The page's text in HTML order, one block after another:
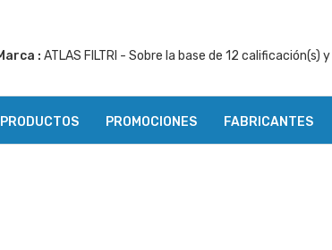
: ATLAS FILTRI - Sobre la base de 12 calificación(s) y
PROMOCIONES FABRICANTES